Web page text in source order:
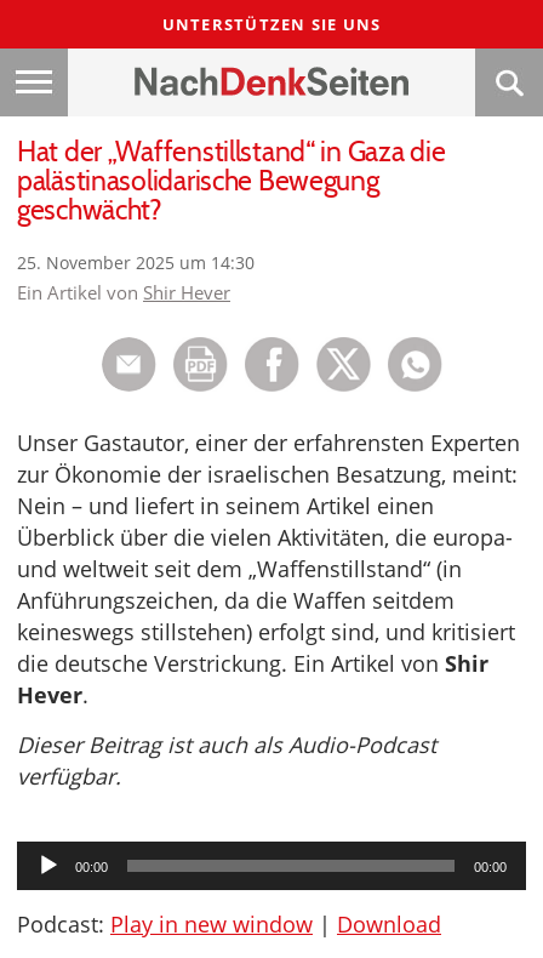
UNTERSTÜTZEN SIE UNS
Hat der „Waffenstillstand“ in Gaza die
palästinasolidarische Bewegung
geschwächt?
25. November 2025 um 14:30
Ein Artikel von Shir Hever
Unser Gastautor, einer der erfahrensten Experten
zur Ökonomie der israelischen Besatzung, meint:
Nein – und liefert in seinem Artikel einen
Überblick über die vielen Aktivitäten, die europa-
und weltweit seit dem „Waffenstillstand“ (in
Anführungszeichen, da die Waffen seitdem
keineswegs stillstehen) erfolgt sind, und kritisiert
die deutsche Verstrickung. Ein Artikel von Shir
Hever.
Dieser Beitrag ist auch als Audio-Podcast
verfügbar.
Audio-
Player
00:00 00:00
Podcast: Play in new window | Download